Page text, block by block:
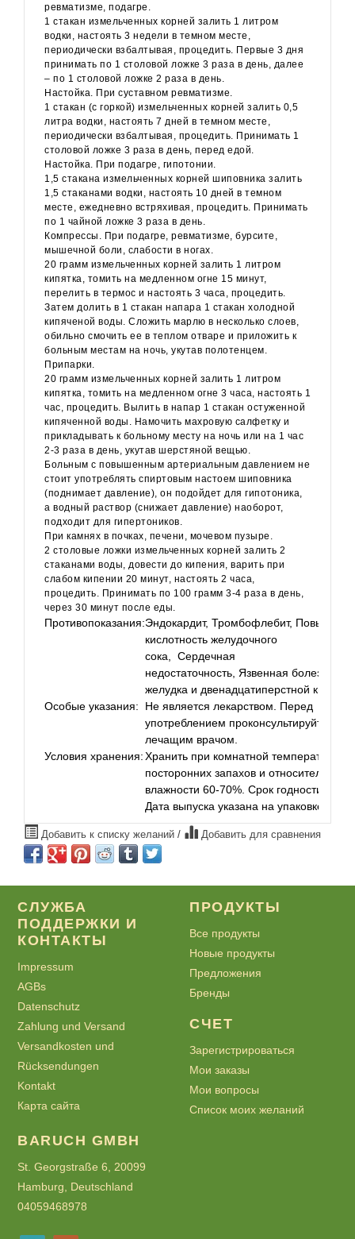
ревматизме, подагре.
1 стакан измельченных корней залить 1 литром
водки, настоять 3 недели в темном месте,
периодически взбалтывая, процедить. Первые 3 дня
принимать по 1 столовой ложке 3 раза в день, далее
– по 1 столовой ложке 2 раза в день.
Настойка. При суставном ревматизме.
1 стакан (с горкой) измельченных корней залить 0,5
литра водки, настоять 7 дней в темном месте,
периодически взбалтывая, процедить. Принимать 1
столовой ложке 3 раза в день, перед едой.
Настойка. При подагре, гипотонии.
1,5 стакана измельченных корней шиповника залить
1,5 стаканами водки, настоять 10 дней в темном
месте, ежедневно встряхивая, процедить. Принимать
по 1 чайной ложке 3 раза в день.
Компрессы. При подагре, ревматизме, бурсите,
мышечной боли, слабости в ногах.
20 грамм измельченных корней залить 1 литром
кипятка, томить на медленном огне 15 минут,
перелить в термос и настоять 3 часа, процедить.
Затем долить в 1 стакан напара 1 стакан холодной
кипяченой воды. Сложить марлю в несколько слоев,
обильно смочить ее в теплом отваре и приложить к
больным местам на ночь, укутав полотенцем.
Припарки.
20 грамм измельченных корней залить 1 литром
кипятка, томить на медленном огне 3 часа, настоять 1
час, процедить. Вылить в напар 1 стакан остуженной
кипяченной воды. Намочить махровую салфетку и
прикладывать к больному месту на ночь или на 1 час
2-3 раза в день, укутав шерстяной вещью.
Больным с повышенным артериальным давлением не
стоит употреблять спиртовым настоем шиповника
(поднимает давление), он подойдет для гипотоника,
а водный раствор (снижает давление) наоборот,
подходит для гипертоников.
При камнях в почках, печени, мочевом пузыре.
2 столовые ложки измельченных корней залить 2
стаканами воды, довести до кипения, варить при
слабом кипении 20 минут, настоять 2 часа,
процедить. Принимать по 100 грамм 3-4 раза в день,
через 30 минут после еды.
Противопоказания:Эндокардит, Тромбофлебит,
кислотность желудочного
сока, Сердечная
недостаточность, Язвенная болезнь
желудка и двенадцатиперстной кишки
Особые указания:
Не является лекарством. Перед
употреблением проконсультируйтесь с
лечащим врачом.
Условия хранения:Хранить при комнатной температуре
посторонних запахов и относительной
влажности 60-70%. Срок годности 2
Дата выпуска указана на упаковке.
Добавить к списку желаний / Добавить для сравнения
СЛУЖБА
ПОДДЕРЖКИ И
КОНТАКТЫ
Impressum
AGBs
Datenschutz
Zahlung und Versand
Versandkosten und
Rücksendungen
Kontakt
Карта сайта
ПРОДУКТЫ
Все продукты
Новые продукты
Предложения
Бренды
СЧЕТ
Зарегистрироваться
Мои заказы
Мои вопросы
Список моих желаний
BARUCH GMBH
St. Georgstraße 6, 20099
Hamburg, Deutschland
04059468978